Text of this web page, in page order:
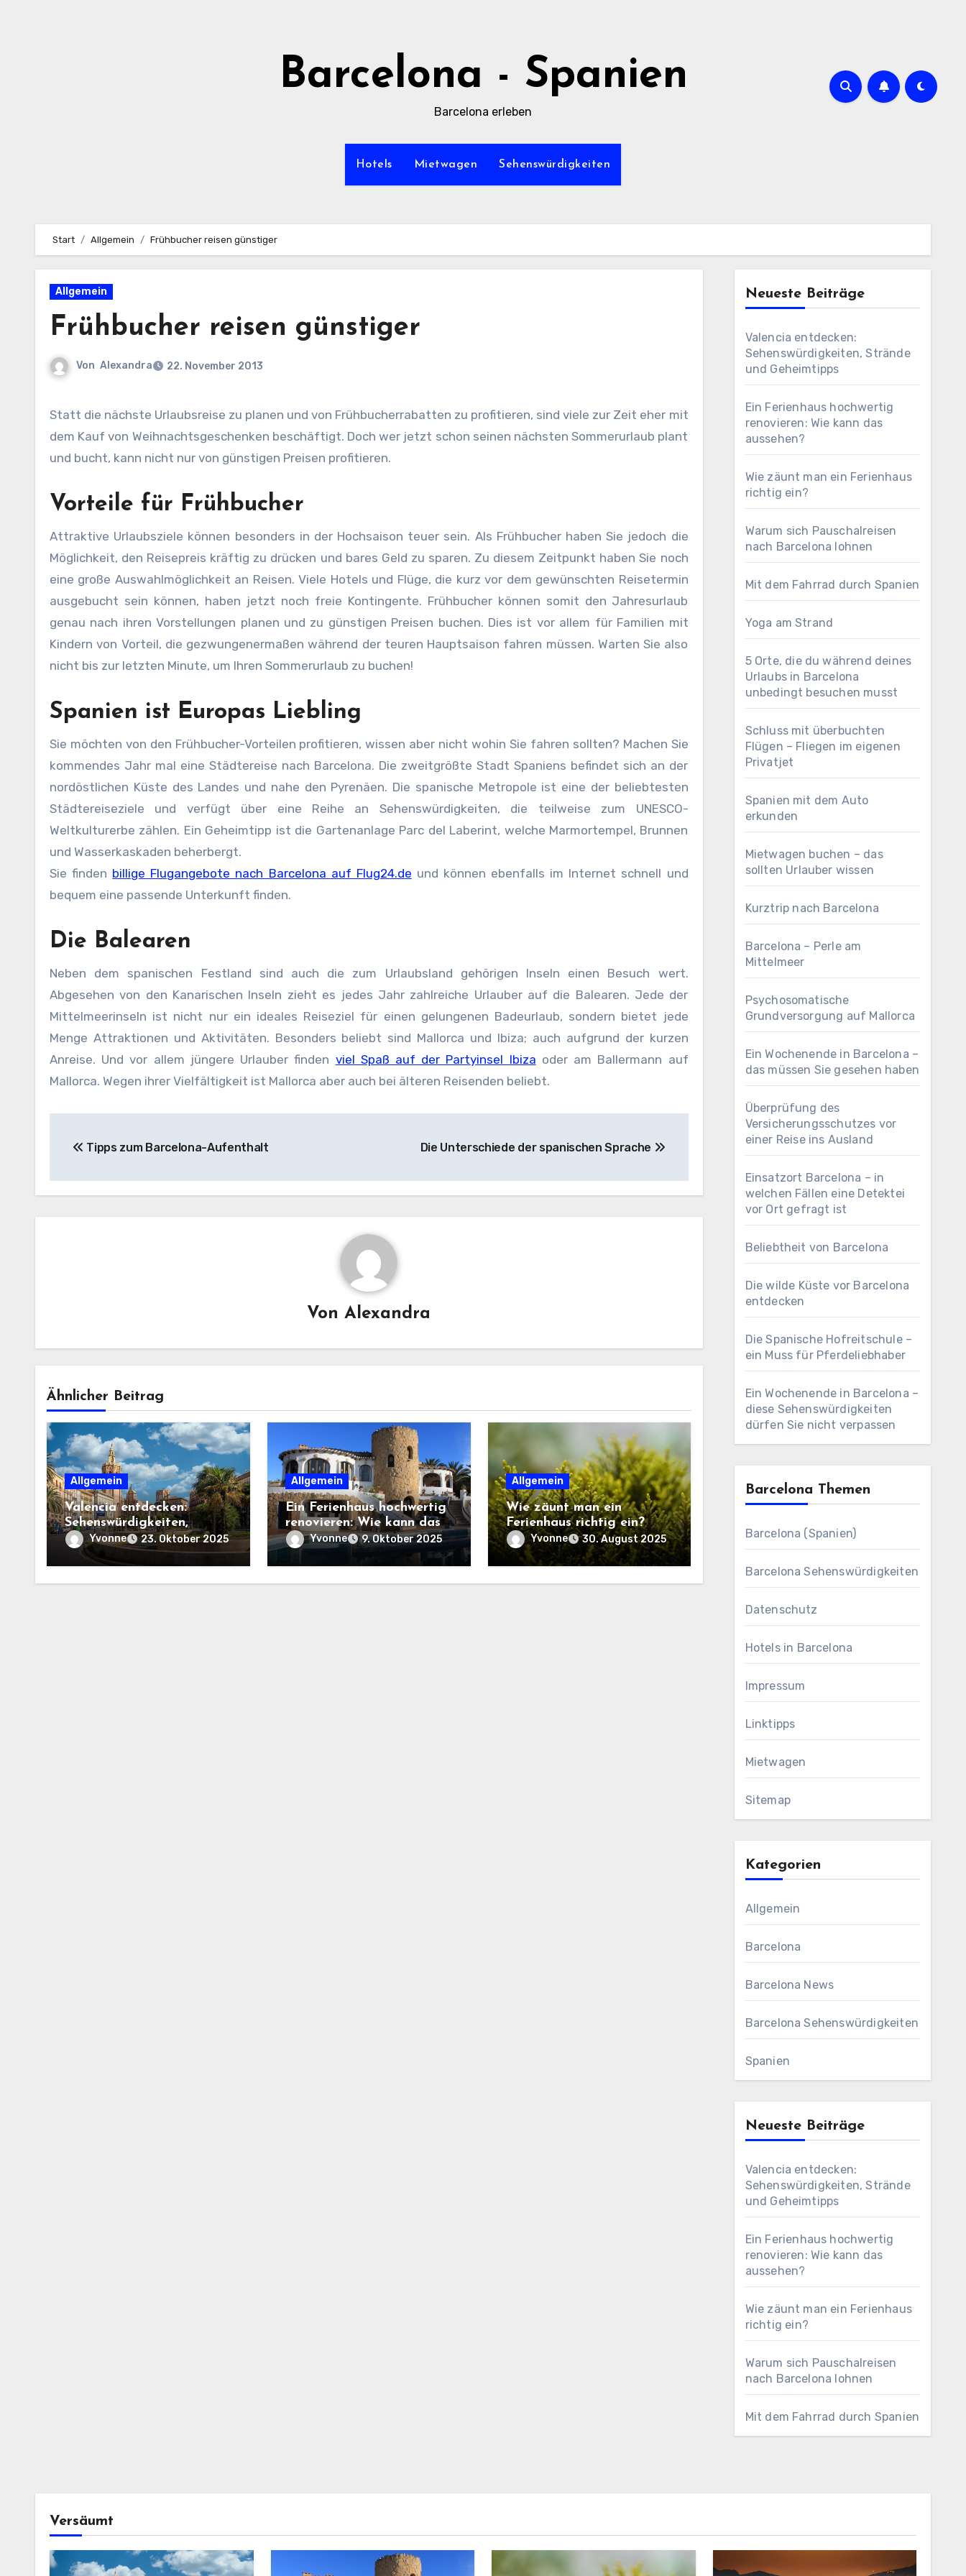
Barcelona - Spanien
Barcelona erleben
Hotels Mietwagen Sehenswürdigkeiten
Start Allgemein Frühbucher reisen günstiger
Allgemein
Frühbucher reisen günstiger
Von Alexandra 22. November 2013
Statt die nächste Urlaubsreise zu planen und von Frühbucherrabatten zu profitieren, sind viele zur Zeit eher mit
dem Kauf von Weihnachtsgeschenken beschäftigt. Doch wer jetzt schon seinen nächsten Sommerurlaub plant
und bucht, kann nicht nur von günstigen Preisen profitieren.
Vorteile für Frühbucher
Attraktive Urlaubsziele können besonders in der Hochsaison teuer sein. Als Frühbucher haben Sie jedoch die
Möglichkeit, den Reisepreis kräftig zu drücken und bares Geld zu sparen. Zu diesem Zeitpunkt haben Sie noch
eine große Auswahlmöglichkeit an Reisen. Viele Hotels und Flüge, die kurz vor dem gewünschten Reisetermin
ausgebucht sein können, haben jetzt noch freie Kontingente. Frühbucher können somit den Jahresurlaub
genau nach ihren Vorstellungen planen und zu günstigen Preisen buchen. Dies ist vor allem für Familien mit
Kindern von Vorteil, die gezwungenermaßen während der teuren Hauptsaison fahren müssen. Warten Sie also
nicht bis zur letzten Minute, um Ihren Sommerurlaub zu buchen!
Spanien ist Europas Liebling
Sie möchten von den Frühbucher-Vorteilen profitieren, wissen aber nicht wohin Sie fahren sollten? Machen Sie
kommendes Jahr mal eine Städtereise nach Barcelona. Die zweitgrößte Stadt Spaniens befindet sich an der
nordöstlichen Küste des Landes und nahe den Pyrenäen. Die spanische Metropole ist eine der beliebtesten
Städtereiseziele und verfügt über eine Reihe an Sehenswürdigkeiten, die teilweise zum UNESCO-
Weltkulturerbe zählen. Ein Geheimtipp ist die Gartenanlage Parc del Laberint, welche Marmortempel, Brunnen
und Wasserkaskaden beherbergt.
Sie finden billige Flugangebote nach Barcelona auf Flug24.de und können ebenfalls im Internet schnell und
bequem eine passende Unterkunft finden.
Die Balearen
Neben dem spanischen Festland sind auch die zum Urlaubsland gehörigen Inseln einen Besuch wert.
Abgesehen von den Kanarischen Inseln zieht es jedes Jahr zahlreiche Urlauber auf die Balearen. Jede der
Mittelmeerinseln ist nicht nur ein ideales Reiseziel für einen gelungenen Badeurlaub, sondern bietet jede
Menge Attraktionen und Aktivitäten. Besonders beliebt sind Mallorca und Ibiza; auch aufgrund der kurzen
Anreise. Und vor allem jüngere Urlauber finden viel Spaß auf der Partyinsel Ibiza oder am Ballermann auf
Mallorca. Wegen ihrer Vielfältigkeit ist Mallorca aber auch bei älteren Reisenden beliebt.
Tipps zum Barcelona-Aufenthalt Die Unterschiede der spanischen Sprache
VonAlexandra
Ähnlicher Beitrag
Allgemein
Valencia entdecken:
Sehenswürdigkeiten,
Strände und Geheimtipps
Yvonne 23. Oktober 2025
Allgemein
Ein Ferienhaus hochwertig
renovieren: Wie kann das
aussehen?
Yvonne 9. Oktober 2025
Allgemein
Wie zäunt man ein
Ferienhaus richtig ein?
Yvonne 30. August 2025
Neueste Beiträge
Valencia entdecken:
Sehenswürdigkeiten, Strände
und Geheimtipps
Ein Ferienhaus hochwertig
renovieren: Wie kann das
aussehen?
Wie zäunt man ein Ferienhaus
richtig ein?
Warum sich Pauschalreisen
nach Barcelona lohnen
Mit dem Fahrrad durch Spanien
Yoga am Strand
5 Orte, die du während deines
Urlaubs in Barcelona
unbedingt besuchen musst
Schluss mit überbuchten
Flügen – Fliegen im eigenen
Privatjet
Spanien mit dem Auto
erkunden
Mietwagen buchen – das
sollten Urlauber wissen
Kurztrip nach Barcelona
Barcelona – Perle am
Mittelmeer
Psychosomatische
Grundversorgung auf Mallorca
Ein Wochenende in Barcelona –
das müssen Sie gesehen haben
Überprüfung des
Versicherungsschutzes vor
einer Reise ins Ausland
Einsatzort Barcelona – in
welchen Fällen eine Detektei
vor Ort gefragt ist
Beliebtheit von Barcelona
Die wilde Küste vor Barcelona
entdecken
Die Spanische Hofreitschule –
ein Muss für Pferdeliebhaber
Ein Wochenende in Barcelona –
diese Sehenswürdigkeiten
dürfen Sie nicht verpassen
Barcelona Themen
Barcelona (Spanien)
Barcelona Sehenswürdigkeiten
Datenschutz
Hotels in Barcelona
Impressum
Linktipps
Mietwagen
Sitemap
Kategorien
Allgemein
Barcelona
Barcelona News
Barcelona Sehenswürdigkeiten
Spanien
Neueste Beiträge
Valencia entdecken:
Sehenswürdigkeiten, Strände
und Geheimtipps
Ein Ferienhaus hochwertig
renovieren: Wie kann das
aussehen?
Wie zäunt man ein Ferienhaus
richtig ein?
Warum sich Pauschalreisen
nach Barcelona lohnen
Mit dem Fahrrad durch Spanien
Versäumt